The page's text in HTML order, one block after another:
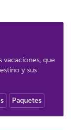
vacaciones, que
y sus
Paquetes